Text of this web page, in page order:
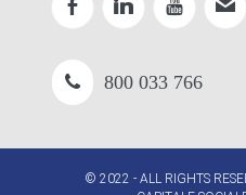
800 033 766
© 2022 - ALL RIGHTS